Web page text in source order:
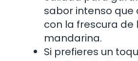
sabor intenso
con la frescura de
mandarina.
Si prefieres un